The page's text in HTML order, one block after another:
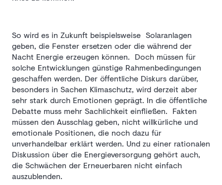
So wird es in Zukunft beispielsweise Solaranlagen
geben, die Fenster ersetzen oder die während der
Nacht Energie erzeugen können. Doch müssen für
solche Entwicklungen günstige Rahmenbedingungen
geschaffen werden. Der öffentliche Diskurs darüber,
besonders in Sachen Klimaschutz, wird derzeit aber
sehr stark durch Emotionen geprägt. In die öffentliche
Debatte muss mehr Sachlichkeit einfließen. Fakten
müssen den Ausschlag geben, nicht willkürliche und
emotionale Positionen, die noch dazu für
unverhandelbar erklärt werden. Und zu einer rationalen
Diskussion über die Energieversorgung gehört auch,
die Schwächen der Erneuerbaren nicht einfach
auszublenden.